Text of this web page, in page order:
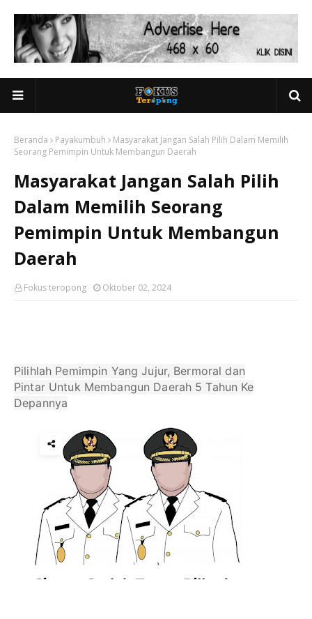
Beranda Payakumbuh
Masyarakat Jangan Salah Pilih Dalam Memilih
Seorang Pemimpin Untuk Membangun Daerah
Masyarakat Jangan Salah Pilih
Dalam Memilih Seorang
Pemimpin Untuk Membangun
Daerah
Fokus teropong Oktober 02, 2024
Pilihlah Pemimpin Yang Jujur, Bermoral dan
Pintar Untuk Membangun Daerah 5 Tahun Ke
Depannya